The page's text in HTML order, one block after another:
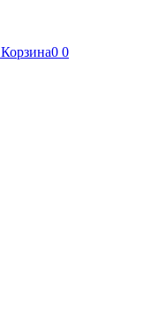
Корзина0 0